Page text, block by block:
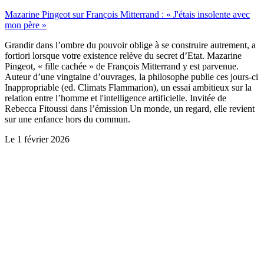
Mazarine Pingeot sur François Mitterrand : « J'étais insolente avec
mon père »
Grandir dans l’ombre du pouvoir oblige à se construire autrement, a
fortiori lorsque votre existence relève du secret d’Etat. Mazarine
Pingeot, « fille cachée » de François Mitterrand y est parvenue.
Auteur d’une vingtaine d’ouvrages, la philosophe publie ces jours-ci
Inappropriable (ed. Climats Flammarion), un essai ambitieux sur la
relation entre l’homme et l'intelligence artificielle. Invitée de
Rebecca Fitoussi dans l’émission Un monde, un regard, elle revient
sur une enfance hors du commun.
Le 1 février 2026